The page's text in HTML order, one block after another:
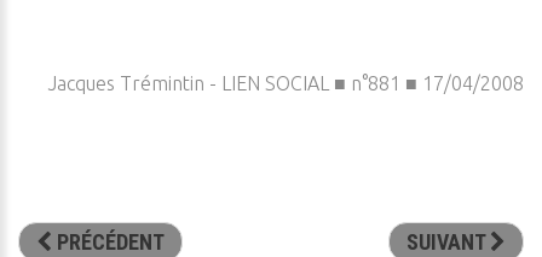
Jacques Trémintin - LIEN SOCIAL ■ n°881 ■ 17/04/2008
PRÉCÉDENT SUIVANT